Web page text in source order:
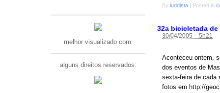
By luddista | Posted in
32a bicicletada de
30/04/2005 – 5h21
Aconteceu ontem,
dos eventos de
sexta-feira de cada
fotos em http://
melhor visualizado com:
alguns direitos reservados: